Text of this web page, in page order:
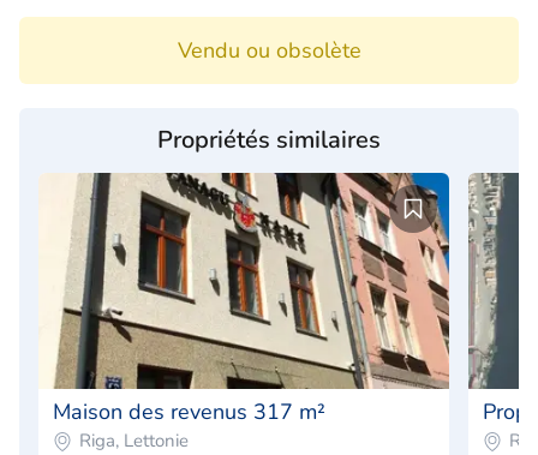
Vendu ou obsolète
Propriétés similaires
Maison des revenus 317 m²
Riga, Lettonie